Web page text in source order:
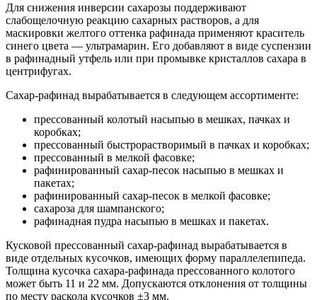
Для снижения инверсии сахарозы поддерживают
слабощелочную реакцию сахарных растворов, а для
маскировки желтого оттенка рафинада применяют краситель
синего цвета — ультрамарин. Его добавляют в виде суспензии
в рафинадный утфель или при промывке кристаллов сахара в
центрифугах.
Сахар-рафинад вырабатывается в следующем ассортименте:
прессованный колотый насыпью в мешках, пачках и
коробках;
прессованный быстрорастворимый в пачках и коробках;
прессованный в мелкой фасовке;
рафинированный сахар-песок насыпью в мешках и
пакетах;
рафинированный сахар-песок в мелкой фасовке;
сахароза для шампанского;
рафинадная пудра насыпью в мешках и пакетах.
Кусковой прессованный сахар-рафинад вырабатывается в
виде отдельных кусочков, имеющих форму параллелепипеда.
Толщина кусочка сахара-рафинада прессованного колотого
может быть 11 и 22 мм. Допускаются отклонения от толщины
по месту раскола кусочков ±3 мм.